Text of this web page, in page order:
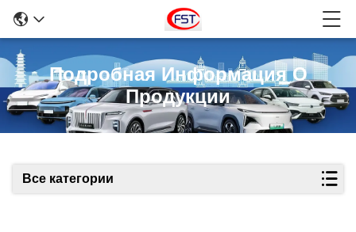
Подробная Информация О
Продукции
Все категории